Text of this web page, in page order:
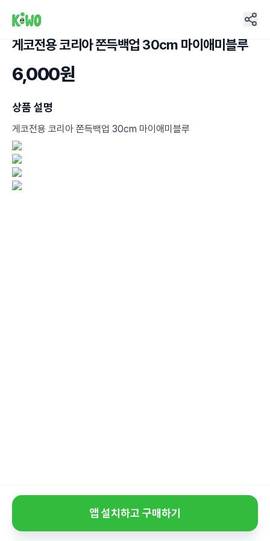
게코전용 코리아 쫀득백업 30cm 마이애미블루
6,000원
상품 설명
게코전용 코리아 쫀득백업 30cm 마이애미블루
앱 설치하고 구매하기